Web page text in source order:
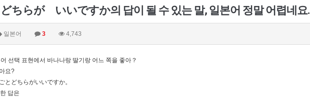
らが いいですか의 답이 될 수 있는 말, 일본어 정말 어렵네요.
일본어 3 4,743
선택 표현에서 바나나랑 딸기랑 어느 쪽을 좋아？
요?
とどちらがいいですか。
답은